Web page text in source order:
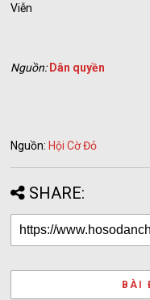
Viễn
Nguồn: Dân quyền
Nguồn: Hội Cờ Đỏ
SHARE:
BÀI